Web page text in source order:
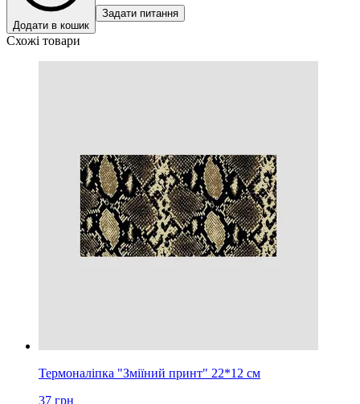
Додати в кошик
Задати питання
Схожі товари
Термоналіпка "Зміїний принт" 22*12 см
37 грн